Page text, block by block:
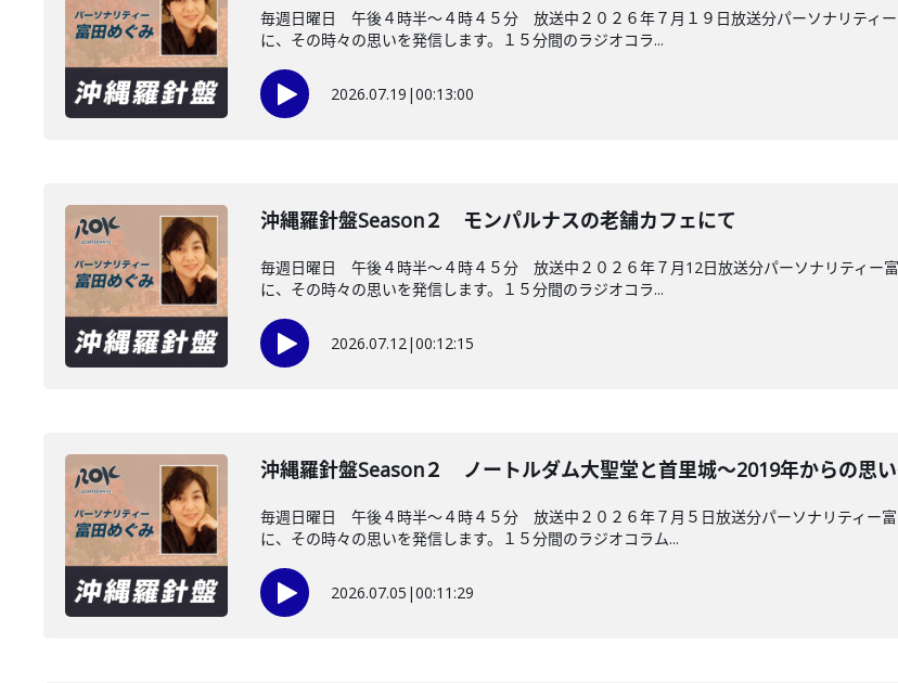
毎週日曜日 午後４時半～４時４５分 放送中２０２６年７月１９日放送分パーソナリティ
に、その時々の思いを発信します。１５分間のラジオコラ...
2026.07.19 |00:13:00
沖縄羅針盤Season２ モンパルナスの老舗カフェにて
毎週日曜日 午後４時半～４時４５分 放送中２０２６年７月12日放送分パーソナリティー
に、その時々の思いを発信します。１５分間のラジオコラ...
2026.07.12|00:12:15
沖縄羅針盤Season２ ノートルダム大聖堂と首里城～2019年からの思
毎週日曜日 午後４時半～４時４５分 放送中２０２６年７月５日放送分パーソナリティー
に、その時々の思いを発信します。１５分間のラジオコラム...
2026.07.05 |00:11:29